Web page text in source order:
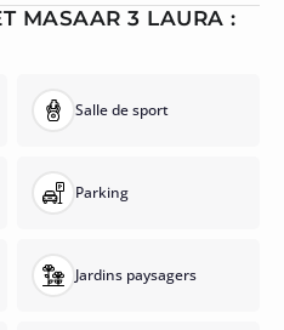
MASAAR 3 LAURA :
Salle de sport
Parking
Jardins paysagers